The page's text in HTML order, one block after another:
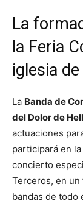
La
la Feria
iglesia
La Banda de
del Dolor de
actuaciones
participará en
concierto
Terceros, en un
bandas de todo